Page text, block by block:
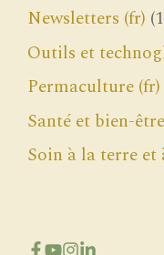
Newsletters (fr)
Outils et
Permaculture (fr)
Santé et bien-être
Soin à la terre et